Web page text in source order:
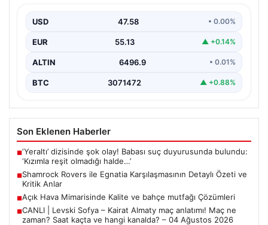
İrlanda temsilcisi Shamrock Rovers, Avrupa kupaları
bir…
USD 47.58 • 0.00%
EUR 55.13 ▲ +0.14%
ALTIN 6496.9 • 0.01%
BTC 3071472 ▲ +0.88%
Son Eklenen Haberler
■‘Yeraltı’ dizisinde şok olay! Babası suç duyurusunda bulundu:
‘Kızımla reşit olmadığı halde…’
■Shamrock Rovers ile Egnatia Karşılaşmasının Detaylı Özeti ve
Kritik Anlar
■Açık Hava Mimarisinde Kalite ve bahçe mutfağı Çözümleri
■CANLI | Levski Sofya – Kairat Almaty maç anlatımı! Maç ne
zaman? Saat kaçta ve hangi kanalda? – 04 Ağustos 2026